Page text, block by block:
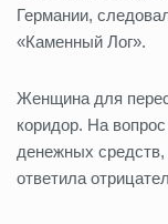
Германии,
«Каменный Лог».
Женщина для
коридор. На
денежных
ответила